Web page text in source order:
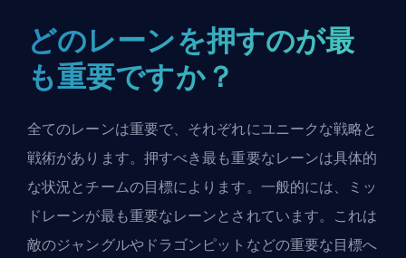
どのレーンを押すのが最
も重要ですか？
全てのレーンは重要で、それぞれにユニークな戦略と
戦術があります。押すべき最も重要なレーンは具体的
な状況とチームの目標によります。一般的には、ミッ
ドレーンが最も重要なレーンとされています。これは
敵のジャングルやドラゴンピットなどの重要な目標へ